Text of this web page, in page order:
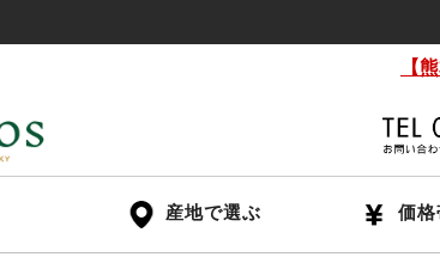
【
産地で選ぶ 価格